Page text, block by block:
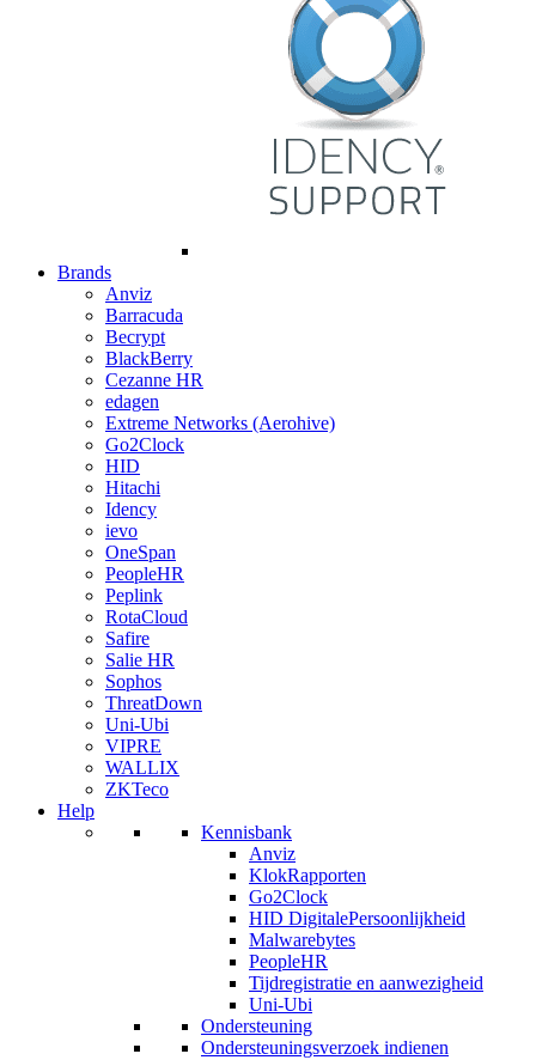
Brands
Anviz
Barracuda
Becrypt
BlackBerry
Cezanne HR
edagen
Extreme Networks (Aerohive)
Go2Clock
HID
Hitachi
Idency
ievo
OneSpan
PeopleHR
Peplink
RotaCloud
Safire
Salie HR
Sophos
ThreatDown
Uni-Ubi
VIPRE
WALLIX
ZKTeco
Help
Kennisbank
Anviz
KlokRapporten
Go2Clock
HID DigitalePersoonlijkheid
Malwarebytes
PeopleHR
Tijdregistratie en aanwezigheid
Uni-Ubi
Ondersteuning
Ondersteuningsverzoek indienen